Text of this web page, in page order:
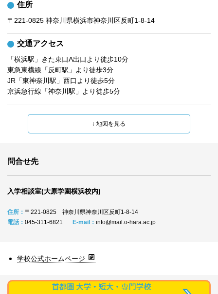
住所
〒221-0825 神奈川県横浜市神奈川区反町1-8-14
交通アクセス
「横浜駅」きた東口A出口より徒歩10分
東急東横線「反町駅」より徒歩3分
JR「東神奈川駅」西口より徒歩5分
京浜急行線「神奈川駅」より徒歩5分
問合せ先
入学相談室(大原学園横浜校内)
住所： 〒221-0825 神奈川県神奈川区反町1-8-14
電話： 045-311-6821 E-mail： info@mail.o-hara.ac.jp
学校公式ホームページ